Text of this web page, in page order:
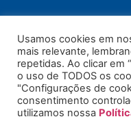
© 2026.
Usamos cookies em
mais relevante,
repetidas. Ao clicar em
o uso de TODOS os
"Configurações de
consentimento
utilizamos nossa